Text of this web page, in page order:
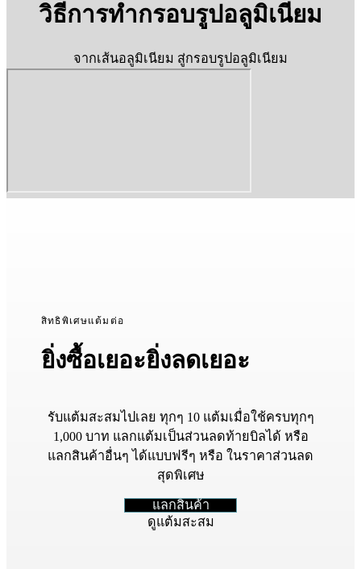
วิธีการทำกรอบรูปอลูมิเนียม
จากเส้นอลูมิเนียม สู่กรอบรูปอลูมิเนียม
ยิ่งซื้อเยอะยิ่งลดเยอะ
สิทธิพิเศษแต้มต่อ
รับแต้มสะสมไปเลย ทุกๆ 10 แต้มเมื่อใช้ครบทุกๆ
1,000 บาท แลกแต้มเป็นส่วนลดท้ายบิลได้ หรือ
แลกสินค้าอื่นๆ ได้แบบฟรีๆ หรือ ในราคาส่วนลด
สุดพิเศษ
แลกสินค้า
ดูแต้มสะสม